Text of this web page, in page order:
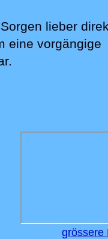
lieber
eine vorgängige
grössere